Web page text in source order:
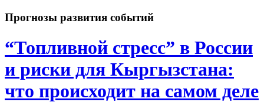
Прогнозы развития событий
“Топливной стресс” в России
и риски для Кыргызстана:
что происходит на самом деле